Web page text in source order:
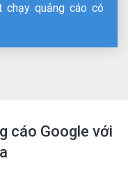
quảng cáo có
cáo Google với